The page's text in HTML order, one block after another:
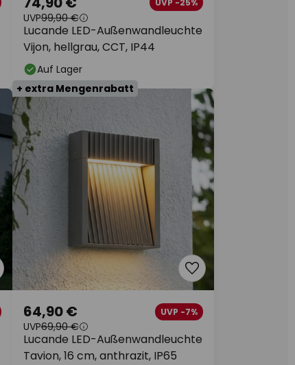
Lucande LED-Außenwandleuchte
Vijon, hellgrau, CCT, IP44
UVP -25%
UVP99,90 €
Auf Lager
+ extra Mengenrabatt
Lucande LED-Außenwandleuchte
Tavion, 16 cm, anthrazit, IP65
64,90 € UVP -7%
UVP69,90 €